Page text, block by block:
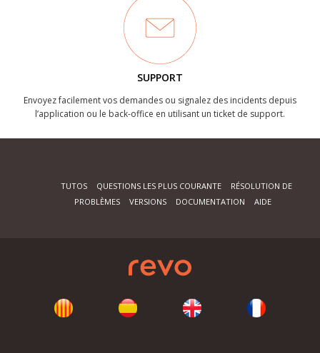
SUPPORT
Envoyez facilement vos demandes ou signalez des incidents depuis
l’application ou le back-office en utilisant un ticket de support.
TUTOS QUESTIONS LES PLUS COURANTE
RÉSOLUTION DE
PROBLÈMES
VERSIONS DOCUMENTATION AIDE